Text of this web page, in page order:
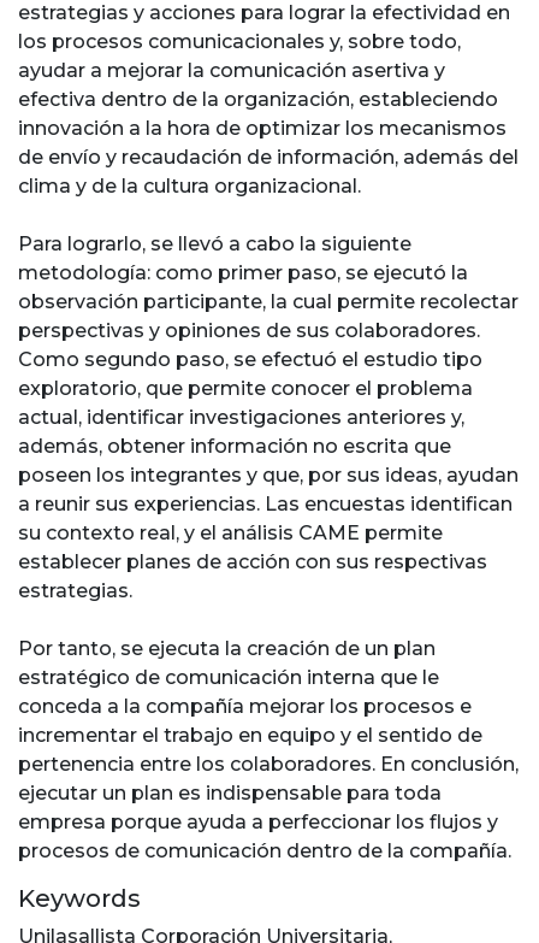
estrategias y acciones para lograr la efectividad en
los procesos comunicacionales y, sobre todo,
ayudar a mejorar la comunicación asertiva y
efectiva dentro de la organización, estableciendo
innovación a la hora de optimizar los mecanismos
de envío y recaudación de información, además del
clima y de la cultura organizacional.
Para lograrlo, se llevó a cabo la siguiente
metodología: como primer paso, se ejecutó la
observación participante, la cual permite recolectar
perspectivas y opiniones de sus colaboradores.
Como segundo paso, se efectuó el estudio tipo
exploratorio, que permite conocer el problema
actual, identificar investigaciones anteriores y,
además, obtener información no escrita que
poseen los integrantes y que, por sus ideas, ayudan
a reunir sus experiencias. Las encuestas identifican
su contexto real, y el análisis CAME permite
establecer planes de acción con sus respectivas
estrategias.
Por tanto, se ejecuta la creación de un plan
estratégico de comunicación interna que le
conceda a la compañía mejorar los procesos e
incrementar el trabajo en equipo y el sentido de
pertenencia entre los colaboradores. En conclusión,
ejecutar un plan es indispensable para toda
empresa porque ayuda a perfeccionar los flujos y
procesos de comunicación dentro de la compañía.
Keywords
Unilasallista Corporación Universitaria,